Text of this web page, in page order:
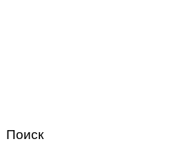
Поиск